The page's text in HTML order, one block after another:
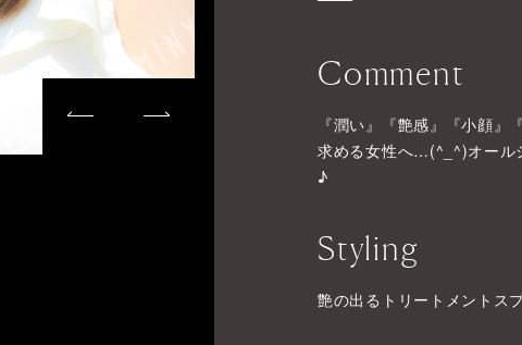
Comment
『潤い』『艶感』『小顔』
求める女性へ…(^_^)オール
♪
Styling
艶の出るトリートメントス